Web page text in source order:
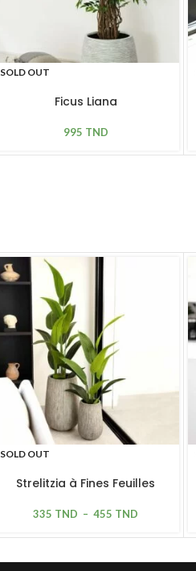
SOLD OUT
Ficus Liana
995 TND
SOLD OUT
Strelitzia à Fines Feuilles
335 TND – 455 TND